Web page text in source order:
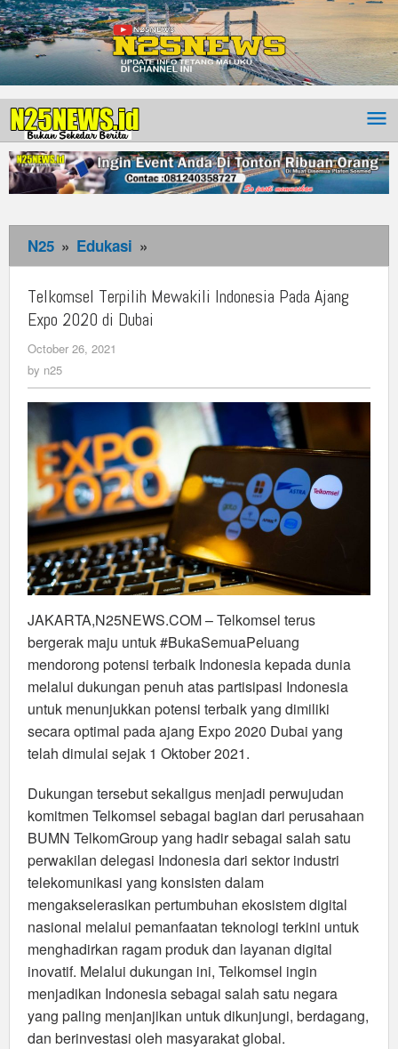
N25 » Edukasi »
Terpilih
Mewakili
Indonesia
2020
di
Dubai
Telkomsel Terpilih Mewakili Indonesia Pada Ajang
Expo 2020 di Dubai
October 26, 2021
by n25
JAKARTA,N25NEWS.COM – Telkomsel terus
bergerak maju untuk #BukaSemuaPeluang
mendorong potensi terbaik Indonesia kepada dunia
melalui dukungan penuh atas partisipasi Indonesia
untuk menunjukkan potensi terbaik yang dimiliki
secara optimal pada ajang Expo 2020 Dubai yang
telah dimulai sejak 1 Oktober 2021.
Dukungan tersebut sekaligus menjadi perwujudan
komitmen Telkomsel sebagai bagian dari perusahaan
BUMN TelkomGroup yang hadir sebagai salah satu
perwakilan delegasi Indonesia dari sektor industri
telekomunikasi yang konsisten dalam
mengakselerasikan pertumbuhan ekosistem digital
nasional melalui pemanfaatan teknologi terkini untuk
menghadirkan ragam produk dan layanan digital
inovatif. Melalui dukungan ini, Telkomsel ingin
menjadikan Indonesia sebagai salah satu negara
yang paling menjanjikan untuk dikunjungi, berdagang,
dan berinvestasi oleh masyarakat global.